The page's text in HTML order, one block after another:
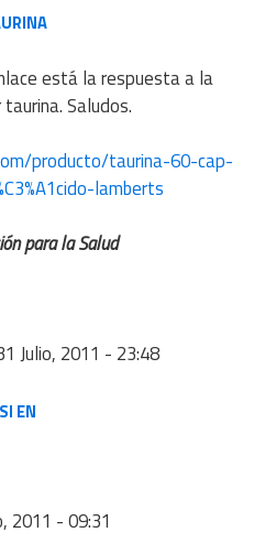
está la respuesta a la
Saludos.
producto/taurina-60-cap-
lamberts
para la Salud
Julio, 2011 - 23:48
EN
2011 - 09:31